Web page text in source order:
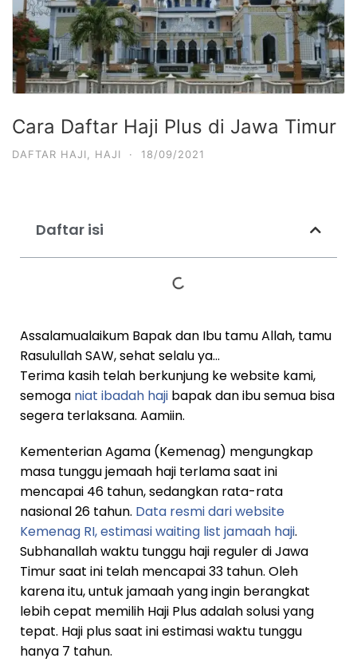
Cara Daftar Haji Plus di Jawa Timur
DAFTAR HAJI HAJI · 18/09/2021
Daftar isi
Assalamualaikum Bapak dan Ibu tamu Allah, tamu
Rasulullah SAW, sehat selalu ya…
Terima kasih telah berkunjung ke website kami,
semoga niat ibadah haji bapak dan ibu semua bisa
segera terlaksana. Aamiin.
Kementerian Agama (Kemenag) mengungkap
masa tunggu jemaah haji terlama saat ini
mencapai 46 tahun, sedangkan rata-rata
nasional 26 tahun. Data resmi dari website
Kemenag RI, estimasi waiting list jamaah haji.
Subhanallah waktu tunggu haji reguler di Jawa
Timur saat ini telah mencapai 33 tahun. Oleh
karena itu, untuk jamaah yang ingin berangkat
lebih cepat memilih Haji Plus adalah solusi yang
tepat. Haji plus saat ini estimasi waktu tunggu
hanya 7 tahun.